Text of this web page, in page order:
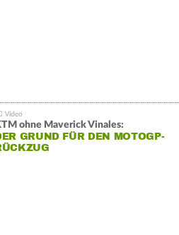
ohne Maverick Vinales:
GRUND FÜR DEN MOTOGP-